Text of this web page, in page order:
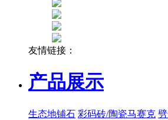
友情链接：
产品展示
生态地铺石 彩码砖/陶瓷马赛克